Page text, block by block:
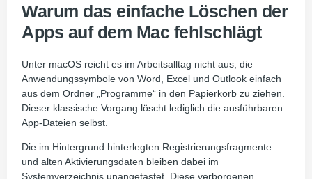
Warum das einfache Löschen der
Apps auf dem Mac fehlschlägt
Unter macOS reicht es im Arbeitsalltag nicht aus, die
Anwendungssymbole von Word, Excel und Outlook einfach
aus dem Ordner „Programme“ in den Papierkorb zu ziehen.
Dieser klassische Vorgang löscht lediglich die ausführbaren
App-Dateien selbst.
Die im Hintergrund hinterlegten Registrierungsfragmente
und alten Aktivierungsdaten bleiben dabei im
Systemverzeichnis unangetastet. Diese verborgenen